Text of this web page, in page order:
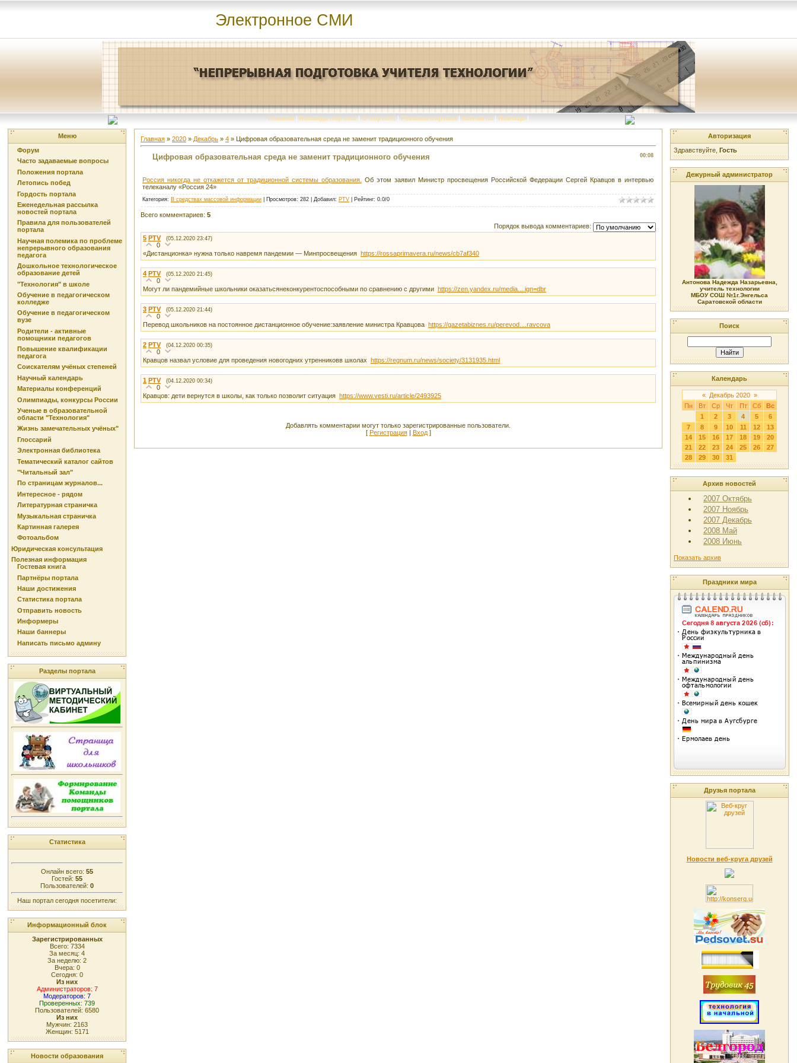
Электронное СМИ
Главная | Команда портала | О портале | Реклама портала | Контакты | Помощь |
Меню
Форум
Часто задаваемые вопросы
Положения портала
Летопись побед
Гордость портала
Еженедельная рассылка
новостей портала
Правила для пользователей
портала
Научная полемика по проблеме
непрерывного образования
педагога
Дошкольное технологическое
образование детей
"Технология" в школе
Обучение в педагогическом
колледже
Обучение в педагогическом
вузе
Родители - активные
помощники педагогов
Повышение квалификации
педагога
Соискателям учёных степеней
Научный календарь
Материалы конференций
Олимпиады, конкурсы России
Ученые в образовательной
области "Технология"
Жизнь замечательных учёных"
Глоссарий
Электронная библиотека
Тематический каталог сайтов
"Читальный зал"
По страницам журналов...
Интересное - рядом
Литературная страничка
Музыкальная страничка
Картинная галерея
Фотоальбом
Юридическая консультация
Полезная информация
Гостевая книга
Партнёры портала
Наши достижения
Статистика портала
Отправить новость
Информеры
Наши баннеры
Написать письмо админу
Разделы портала
Статистика
Онлайн всего: 55
Гостей: 55
Пользователей: 0
Наш портал сегодня посетители:
Информационный блок
Зарегистрированных
Всего: 7334
За месяц: 4
За неделю: 2
Вчера: 0
Сегодня: 0
Из них
Администраторов: 7
Модераторов: 7
Проверенных: 739
Пользователей: 6580
Из них
Мужчин: 2163
Женщин: 5171
Новости образования
Главная » 2020 » Декабрь » 4 » Цифровая образовательная среда не заменит традиционного обучения
00:08
Цифровая образовательная среда не заменит традиционного обучения
Россия никогда не откажется от традиционной системы образования.
Об этом заявил Министр просвещения Российской Федерации Сергей Кравцов в интервью
телеканалу «Россия 24»
Категория: В средствах массовой информации Просмотров: 282 | Добавил: PTV Рейтинг: 0.0/0
Всего комментариев: 5
Порядок вывода комментариев:
5 PTV (05.12.2020 23:47)
0
«Дистанционка» нужна только навремя пандемии — Минпросвещения https://rossaprimavera.ru/news/cb7af340
4 PTV (05.12.2020 21:45)
0
Могут ли пандемийные школьники оказатьсянеконкурентоспособными по сравнению с другими https://zen.yandex.ru/media....ign=dbr
3 PTV (05.12.2020 21:44)
0
Перевод школьников на постоянное дистанционное обучение:заявление министра Кравцова https://gazetabiznes.ru/perevod....ravcova
2 PTV (04.12.2020 00:35)
0
Кравцов назвал условие для проведения новогодних утренниковв школах https://regnum.ru/news/society/3131935.html
1 PTV (04.12.2020 00:34)
0
Кравцов: дети вернутся в школы, как только позволит ситуация https://www.vesti.ru/article/2493925
Добавлять комментарии могут только зарегистрированные пользователи.
[ Регистрация| Вход]
Авторизация
Здравствуйте, Гость
Дежурный администратор
Антонова Надежда Назарьевна,
учитель технологии
МБОУ СОШ №1г.Энгельса
Саратовской области
Поиск
Календарь
« Декабрь 2020 »
Пн
Вт Ср Чт Пт Сб
Вс
1
2 3 4 5
6
7
8 9 10 11 12
13
14
15 16 17 18 19
20
21
22 23 24 25 26
27
28
29 30 31
Архив новостей
2007 Октябрь
2007 Ноябрь
2007 Декабрь
2008 Май
2008 Июнь
Показать архив
Праздники мира
Друзья портала
Новости веб-круга друзей